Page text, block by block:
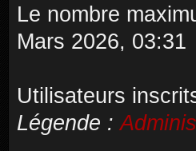
Le nombre
Mars 2026, 03:31
Utilisateurs
Légende :